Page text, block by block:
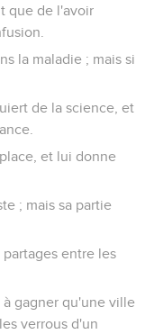
que de l'avoir
la maladie ; mais si
de la science, et
et lui donne
; mais sa partie
entre les
gagner qu'une ville
verrous d'un